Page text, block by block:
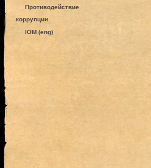
Противодействие
коррупции
IOM (eng)